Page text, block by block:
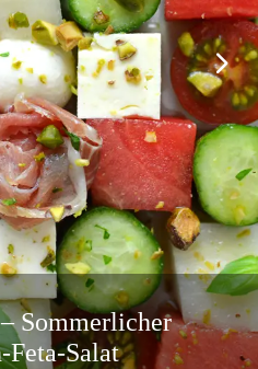
Sommerlicher
Feta-Salat